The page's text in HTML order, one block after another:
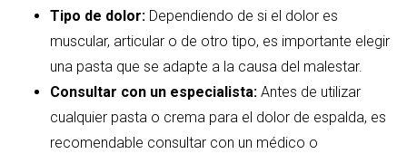
Tipo de dolor: Dependiendo de si el dolor es
muscular, articular o de otro tipo, es importante elegir
una pasta que se adapte a la causa del malestar.
Consultar con un especialista: Antes de utilizar
cualquier pasta o crema para el dolor de espalda, es
recomendable consultar con un médico o